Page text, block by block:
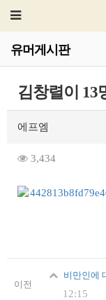
유머게시판
김창렬이 13
에프엠
3,434
이전
비만인에
12:15